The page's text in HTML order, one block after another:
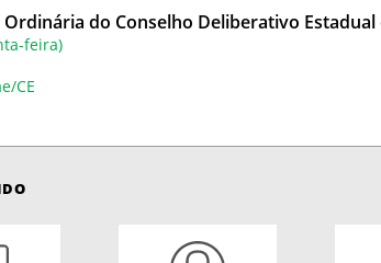
Ordinária do Conselho Deliberativo Estadual
feira)
CE